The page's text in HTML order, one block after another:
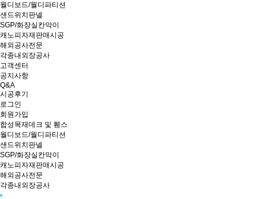
월디보드/월디파티션
샌드위치판넬
SGP/화장실칸막이
캐노피자재판매시공
해외공사전문
각종내외장공사
고객센터
공지사항
Q&A
시공후기
로그인
회원가입
합성목재데크 및 휀스
월디보드/월디파티션
샌드위치판넬
SGP/화장실칸막이
캐노피자재판매시공
해외공사전문
각종내외장공사